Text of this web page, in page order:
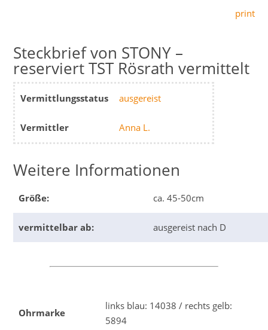
print
STONY –
reserviert TST Rösrath vermittelt
Vermittlungsstatus ausgereist
Vermittler Anna L.
Weitere Informationen
Größe: ca. 45-50cm
vermittelbar ab: ausgereist nach D
Ohrmarke
links blau: 14038 / rechts gelb:
5894